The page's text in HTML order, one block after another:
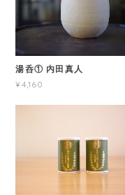
湯呑① 内田真人
¥4,160